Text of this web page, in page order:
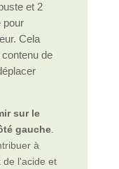
et 2
pour
Cela
de
sur le
gauche.
à
de l'acide et